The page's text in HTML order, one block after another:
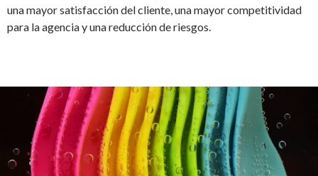
una mayor satisfacción del cliente, una mayor competitividad
para la agencia y una reducción de riesgos.